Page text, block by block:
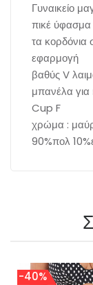
Γυναικείο
πικέ ύφασμα
τα κορδόνια
εφαρμογή
βαθύς V
μπανέλα για
Cup F
χρώμα :
90%πολ
-40%